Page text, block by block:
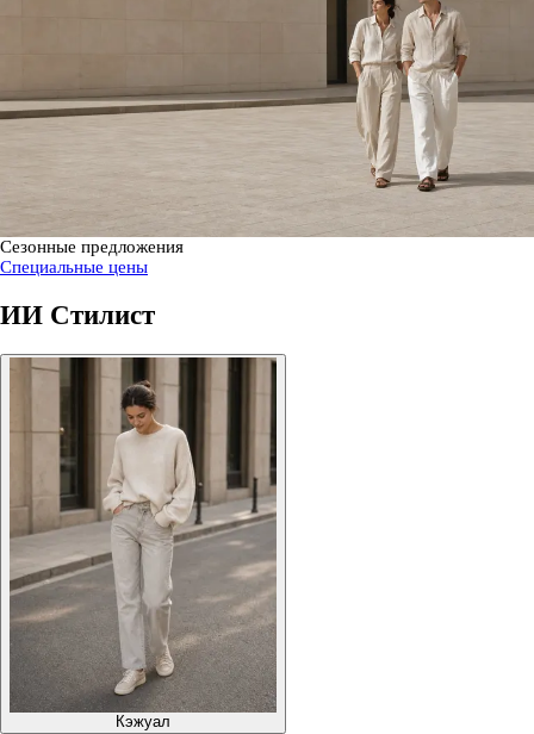
Сезонные предложения
Специальные цены
ИИ Стилист
Кэжуал